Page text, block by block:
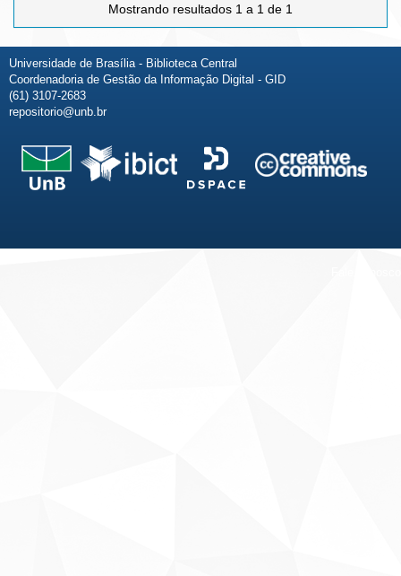
Mostrando resultados 1 a 1 de 1
Universidade de Brasília - Biblioteca Central
Coordenadoria de Gestão da Informação Digital - GID
(61) 3107-2683
repositorio@unb.br